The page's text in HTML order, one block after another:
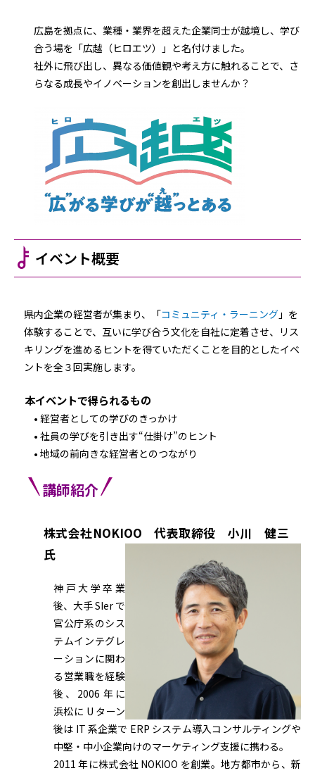
広島を拠点に、業種・業界を超えた企業同士が越境し、学び
合う場を「広越（ヒロエツ）」と名付けました。
社外に飛び出し、異なる価値観や考え方に触れることで、さ
らなる成長やイノベーションを創出しませんか？
イベント概要
県内企業の経営者が集まり、「コミュニティ・ラーニング 」を
体験することで、互いに学び合う文化を自社に定着させ、リス
キリングを進めるヒントを得ていただくことを目的としたイベ
ントを全３回実施します。
本イベントで得られるもの
• 経営者としての学びのきっかけ
• 社員の学びを引き出す“仕掛け”のヒント
• 地域の前向きな経営者とのつながり
講師紹介
株式会社NOKIOO 代表取締役 小川 健三
氏
神戸大学卒業
後、大手 SIer で
官公庁系のシス
テムインテグレ
ーションに関わ
る営業職を経験
後、2006 年に
浜松に U ターン
後は IT 系企業で ERP システム導入コンサルティングや
中堅・中小企業向けのマーケティング支援に携わる。
2011 年に株式会社 NOKIOO を創業。地方都市から、新